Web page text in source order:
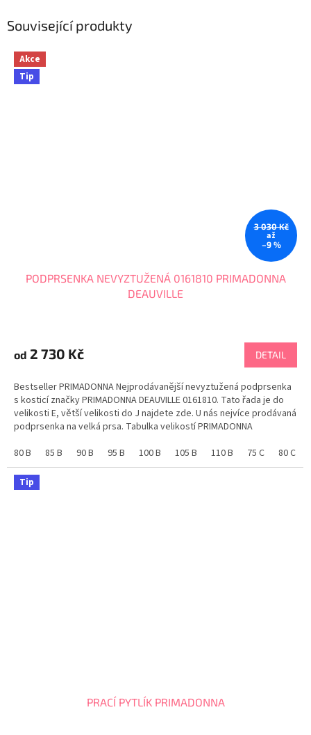
Související produkty
Akce
Tip
3 030 Kč
až
–9 %
PODPRSENKA NEVYZTUŽENÁ 0161810 PRIMADONNA
DEAUVILLE
produktu
je
z
5
hvězdiček.
od 2 730 Kč DETAIL
Bestseller PRIMADONNA Nejprodávanější nevyztužená podprsenka
s kosticí značky PRIMADONNA DEAUVILLE 0161810. Tato řada je do
velikosti E, větší velikosti do J najdete zde. U nás nejvíce prodávaná
podprsenka na velká prsa. Tabulka velikostí PRIMADONNA
80 B
85 B 90 B 95 B 100 B 105 B 110 B 75 C 80 C
Tip
PRACÍ PYTLÍK PRIMADONNA